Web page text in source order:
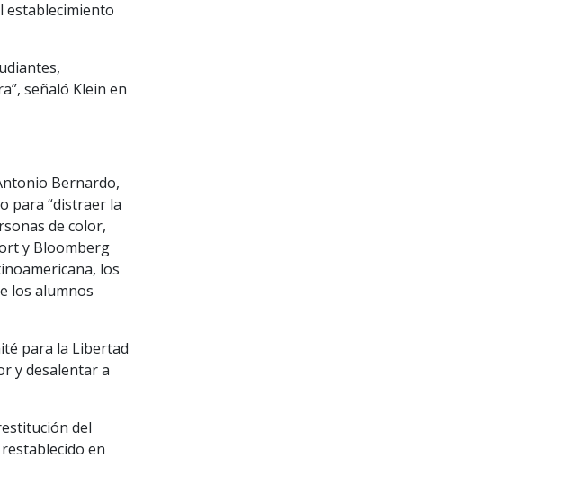
establecimiento
señaló Klein en
Bernardo,
para “distraer la
de color,
y Bloomberg
los
los alumnos
para la Libertad
y desalentar a
del
en